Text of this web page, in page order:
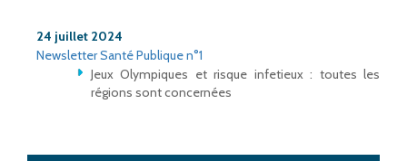
24 juillet 2024
Newsletter Santé Publique n°1
Jeux Olympiques et risque infetieux : toutes les
régions sont concernées